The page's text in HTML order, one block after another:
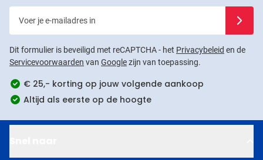
Dit formulier is beveiligd met reCAPTCHA - het Privacybeleid en de
Servicevoorwaarden van Googlezijn van toepassing.
€ 25,- korting op jouw volgende aankoop
Altijd als eerste op de hoogte